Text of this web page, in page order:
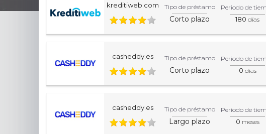
kreditiweb.com Tipo de préstamo
Corto plazo
Periodo de
180 días
casheddy.es Tipo de préstamo
Corto plazo
Periodo de
0 días
casheddy.es Tipo de préstamo
Largo plazo
Periodo de
0 meses